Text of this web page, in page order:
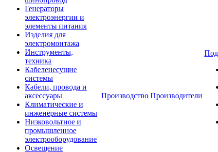
Генераторы
электроэнергии и
элементы питания
Изделия для
электромонтажа
Инструменты,
техника
Кабеленесущие
системы
Кабели, провода и
аксессуары
Климатические и
инженерные системы
Низковольтное и
промышленное
электрооборудование
Освещение
Производство Производители